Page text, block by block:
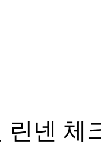
린넨 체